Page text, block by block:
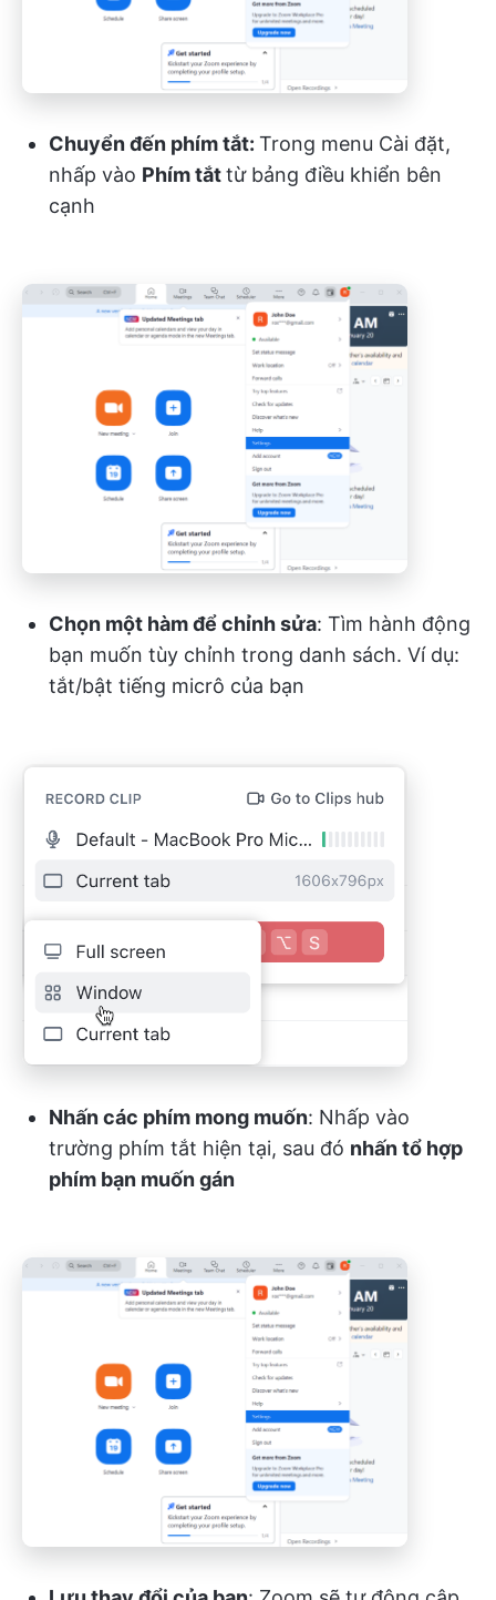
Chuyển đến phím tắt: Trong menu Cài đặt,
nhấp vào Phím tắttừ bảng điều khiển bên
cạnh
Chọn một hàm để chỉnh sửa: Tìm hành động
bạn muốn tùy chỉnh trong danh sách. Ví dụ:
tắt/bật tiếng micrô của bạn
Nhấn các phím mong muốn: Nhấp vào
trường phím tắt hiện tại, sau đó nhấn tổ hợp
phím bạn muốn gán